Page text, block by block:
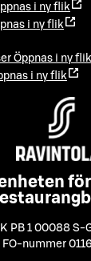
i ny flik
i ny flik
Öppnas i ny flik
i ny flik
PB 1 00088 S-
FO-nummer